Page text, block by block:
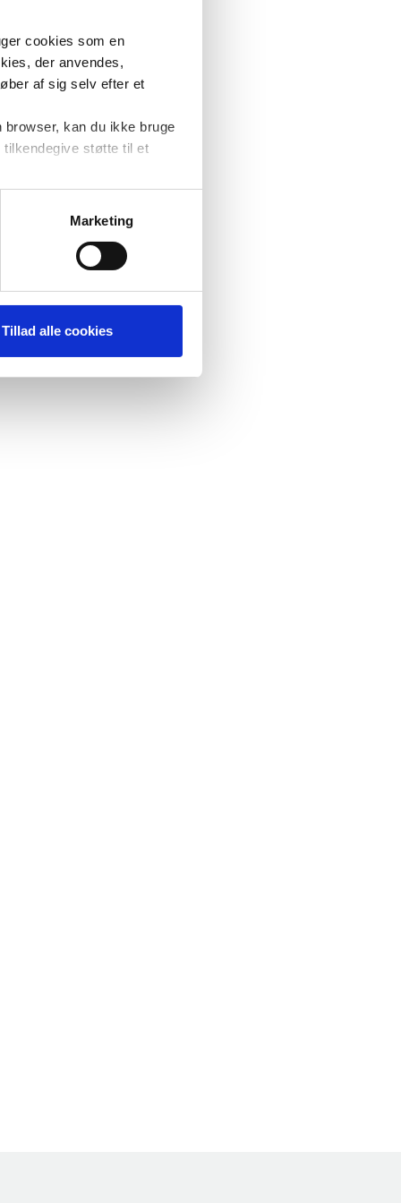
cookies som en
der anvendes,
af sig selv efter et
kan du ikke bruge
støtte til et
forbedre
Marketing
Tillad alle cookies